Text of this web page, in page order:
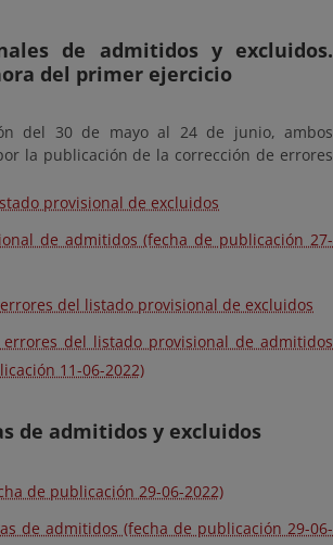
de admitidos y excluidos.
del primer ejercicio
del 30 de mayo al 24 de junio, ambos
la publicación de la corrección de errores
provisional de excluidos
de admitidos (fecha de publicación 27-
del listado provisional de excluidos
errores del listado provisional de admitidos
11-06-2022)
de admitidos y excluidos
de publicación 29-06-2022)
de admitidos (fecha de publicación 29-06-